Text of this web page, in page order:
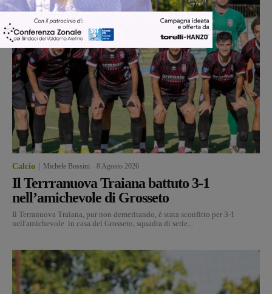
Calcio Michele Bossini 8 Agosto 2026
Il Terrranuova Traiana battuto 3-1
nell’amichevole di Grosseto
Il Terranuova Traiana, pur non demeritando, è stata sconfitto per 3-1
nell'amichevole in casa del Grosseto, squadra di serie...